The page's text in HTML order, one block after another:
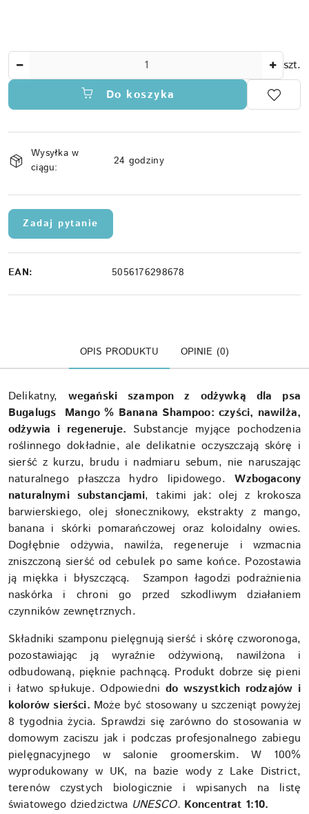
szt.
Do koszyka
i
dostawa
Wysyłka w
ciągu:
24 godziny
Zadaj pytanie
EAN: 5056176298678
OPIS PRODUKTU OPINIE (0)
Delikatny,
wegański szampon z odżywką dla psa
Bugalugs Mango % Banana Shampoo: czyści, nawilża,
odżywia i regeneruje. Substancje myjące pochodzenia
roślinnego dokładnie, ale delikatnie oczyszczają skórę i
sierść z kurzu, brudu i nadmiaru sebum, nie naruszając
naturalnego płaszcza hydro lipidowego.Wzbogacony
naturalnymi substancjami, takimi jak: olej z krokosza
barwierskiego, olej słonecznikowy, ekstrakty z mango,
banana i skórki pomarańczowej oraz koloidalny owies.
Dogłębnie odżywia, nawilża, regeneruje i wzmacnia
zniszczoną sierść od cebulek po same końce. Pozostawia
ją miękka i błyszczącą. Szampon łagodzi podrażnienia
naskórka i chroni go przed szkodliwym działaniem
czynników zewnętrznych.
Składniki szamponu pielęgnują sierść i skórę czworonoga,
pozostawiając ją wyraźnie odżywioną, nawilżona i
odbudowaną, pięknie pachnącą. Produkt dobrze się pieni
i łatwo spłukuje. Odpowiedni do wszystkich rodzajów i
kolorów sierści. Może być stosowany u szczeniąt powyżej
8 tygodnia życia. Sprawdzi się zarówno do stosowania w
domowym zaciszu jak i podczas profesjonalnego zabiegu
pielęgnacyjnego w salonie groomerskim. W 100%
wyprodukowany w UK, na bazie wody z Lake District,
terenów czystych biologicznie i wpisanych na listę
światowego dziedzictwa UNESCO. Koncentrat 1:10.